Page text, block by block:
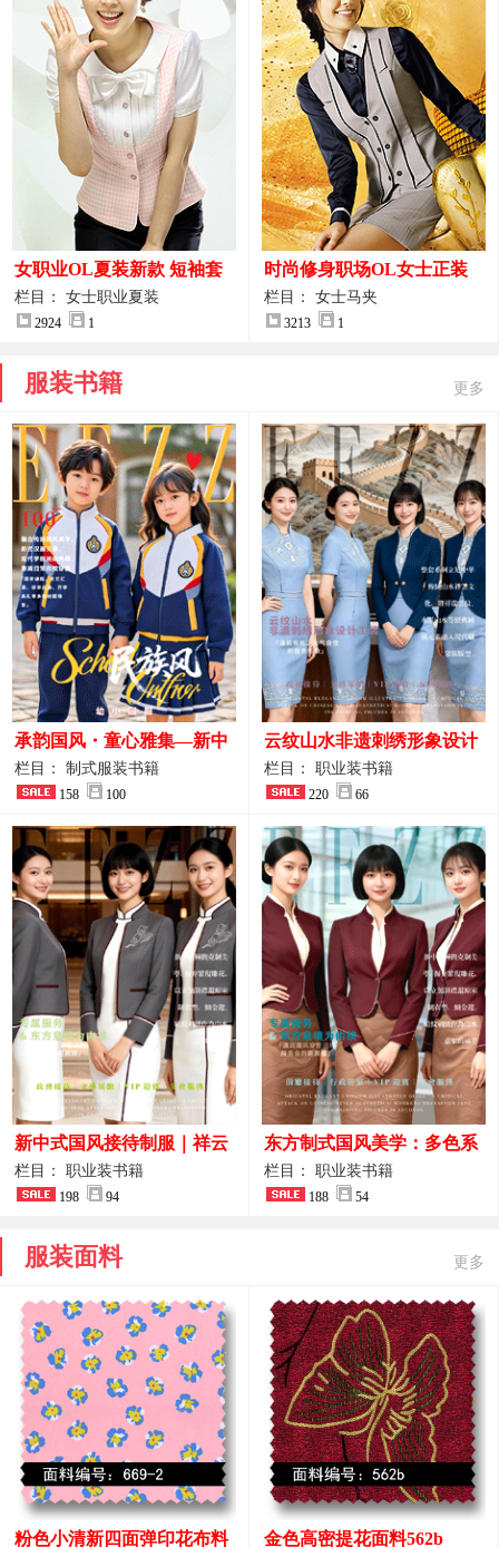
女职业OL夏装新款 短袖套
装女正装
栏目： 女士职业夏装
2924 1
时尚修身职场OL女士正装
马甲拍摄大图
栏目： 女士马夹
3213 1
服装书籍 更多
承韵国风・童心雅集—新中
式民族风小学与幼儿园全套
校服定制图鉴
栏目： 制式服装书籍
158 100
云纹山水非遗刺绣形象设计
工装｜会议礼仪接待人员制
服画册
栏目： 职业装书籍
220 66
新中式国风接待制服｜祥云
刺绣打造高端厅堂东方美学
栏目： 职业装书籍
198 94
东方制式国风美学：多色系
新中式前厅管家VIP接待员
工作服合集
栏目： 职业装书籍
188 54
服装面料 更多
粉色小清新四面弹印花布料 金色高密提花面料562b